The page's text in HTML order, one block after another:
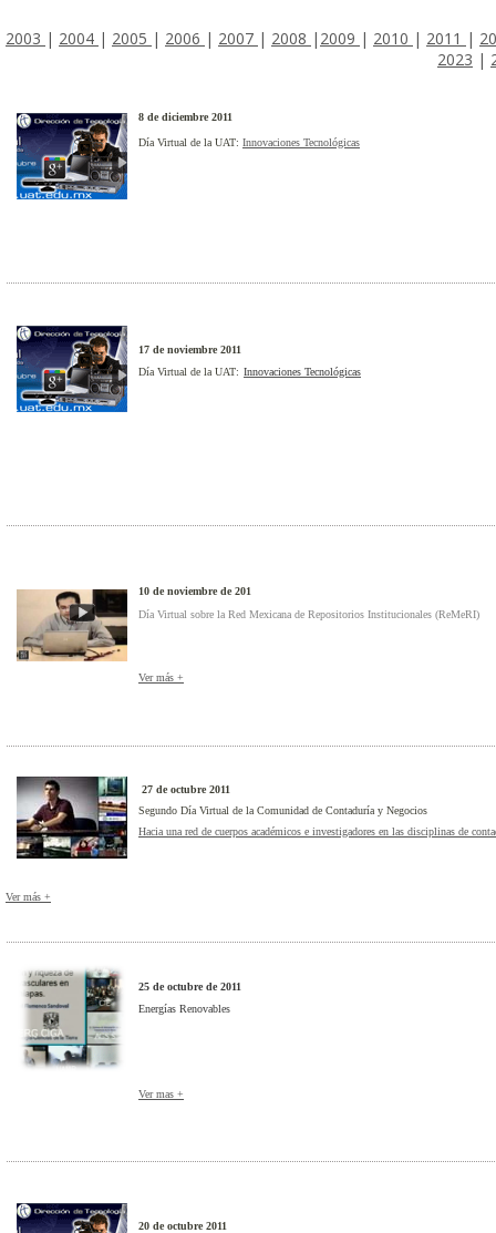
2003 | 2004 | 2005 | 2006 | 2007 | 2008 | 2009 | 2010 | 2011 |
2023 |
8 de diciembre 2011
Día Virtual de la UAT: Innovaciones Tecnológicas
17 de noviembre 2011
Día Virtual de la UAT: Innovaciones Tecnológicas
10 de noviembre de 201
Día Virtual sobre la Red Mexicana de Repositorios Institucionales (ReMeRI)
Ver más +
27 de octubre 2011
Segundo Día Virtual de la Comunidad de Contaduría y Negocios
Hacia una red de cuerpos académicos e investigadores en las disciplinas de
Ver más +
25 de octubre de 2011
Energías Renovables
Ver mas +
20 de octubre 2011